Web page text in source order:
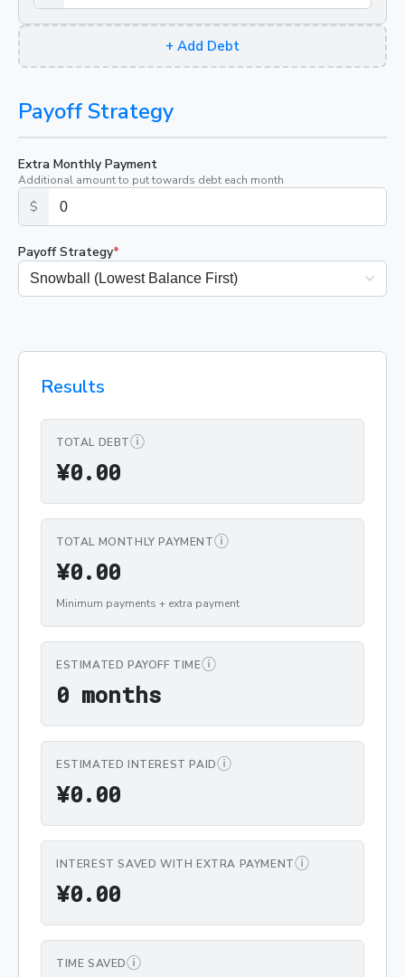
+ Add Debt
Payoff Strategy
Extra Monthly Payment
Additional amount to put towards debt each month
$
Payoff Strategy*
Results
TOTAL DEBTⓘ
¥0.00¥0.00
TOTAL MONTHLY PAYMENTⓘ
¥0.00¥0.00
Minimum payments + extra payment
ESTIMATED PAYOFF TIMEⓘ
0 months0 months
ESTIMATED INTEREST PAIDⓘ
¥0.00¥0.00
INTEREST SAVED WITH EXTRA PAYMENTⓘ
¥0.00¥0.00
TIME SAVEDⓘ